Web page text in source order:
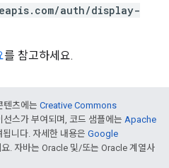
auth/display-
를 참고하세요.
텐츠에는 Creative Commons
선스가 부여되며, 코드 샘플에는 Apache
니다. 자세한 내용은 Google
. 자바는 Oracle 및/또는 Oracle 계열사